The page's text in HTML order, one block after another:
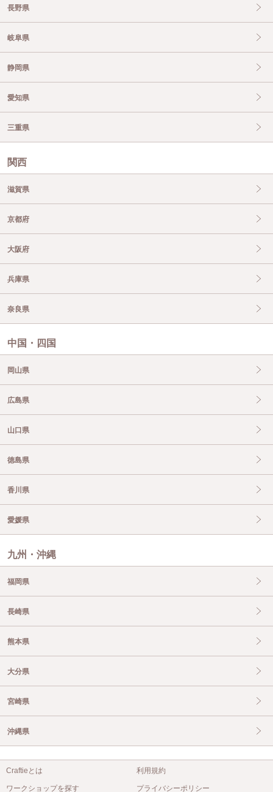
長野県
岐阜県
静岡県
愛知県
三重県
関西
滋賀県
京都府
大阪府
兵庫県
奈良県
中国・四国
岡山県
広島県
山口県
徳島県
香川県
愛媛県
九州・沖縄
福岡県
長崎県
熊本県
大分県
宮崎県
沖縄県
Craftieとは
ワークショップを探す
利用規約
プライバシーポリシー